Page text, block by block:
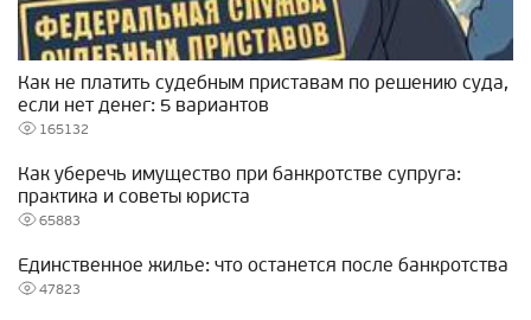
Как не платить судебным приставам по решению суда,
если нет денег: 5 вариантов
165132
Как уберечь имущество при банкротстве супруга:
практика и советы юриста
65883
Единственное жилье: что останется после банкротства
47823